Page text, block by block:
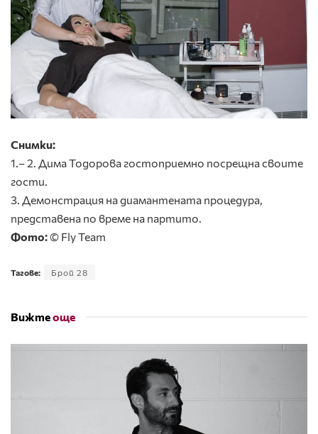
Снимки:
1.– 2. Дима Тодорова гостоприемно посрещна своите
гости.
3. Демонстрация на диамантената процедура,
представена по време на партито.
Фото:© Fly Team
Тагове: Брой 28
Вижтеоще